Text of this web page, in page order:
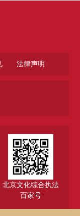
法律声明
北京文化综合执法
百家号